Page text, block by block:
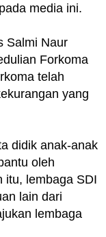
media ini.
Salmi Naur
Forkoma
telah
yang
didik anak-anak
oleh
itu, lembaga SDI
lain dari
lembaga